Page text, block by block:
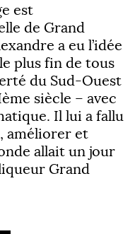
est
de Grand
a eu l’idée
plus fin de tous
du Sud-Ouest
siècle – avec
Il lui a fallu
améliorer et
allait un jour
Grand